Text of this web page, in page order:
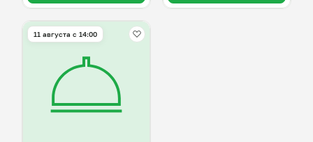
11 августа с 14:00